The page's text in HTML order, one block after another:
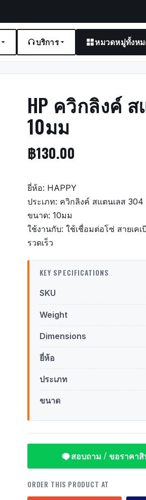
บริการ หมวดหมู่ทั้งห
HP ควิกลิงค์
10มม
฿130.00
ยี่ห้อ: HAPPY
ประเภท: ควิกลิงค์ สแตนเลส 304
ขนาด: 10มม
ใช้งานกับ: ใช้เชื่อมต่อโซ่ สายเค
รวดเร็ว
KEY SPECIFICATIONS
SKU
Weight
Dimensions
ยี่ห้อ
ประเภท
ขนาด
สอบถาม / ขอราคาสิ
ORDER THIS PRODUCT AT